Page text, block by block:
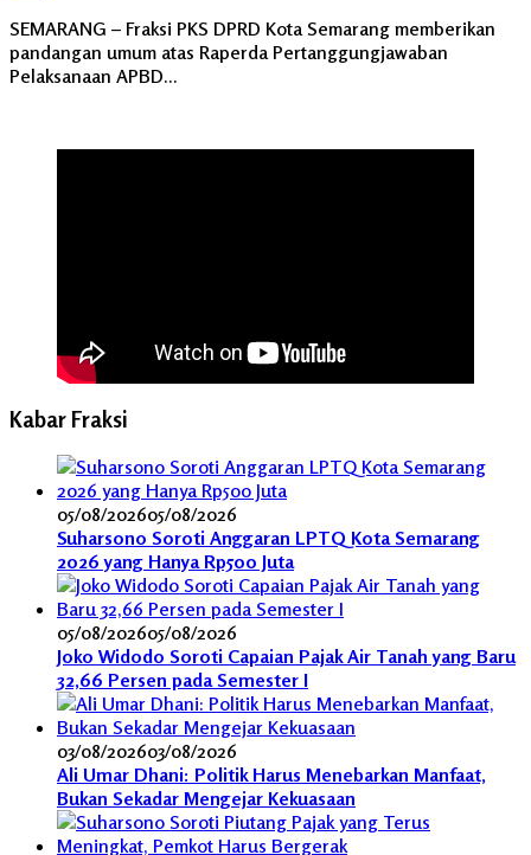
SEMARANG – Fraksi PKS DPRD Kota Semarang memberikan
pandangan umum atas Raperda Pertanggungjawaban
Pelaksanaan APBD…
Kabar Fraksi
05/08/202605/08/2026
Suharsono Soroti Anggaran LPTQ Kota Semarang
2026 yang Hanya Rp500 Juta
05/08/202605/08/2026
Joko Widodo Soroti Capaian Pajak Air Tanah yang Baru
32,66 Persen pada Semester I
03/08/202603/08/2026
Ali Umar Dhani: Politik Harus Menebarkan Manfaat,
Bukan Sekadar Mengejar Kekuasaan